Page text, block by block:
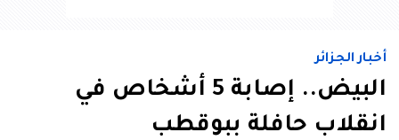
أخبار الجزائر
البيض.. إصابة 5 أشخاص في
انقلاب حافلة ببوقطب